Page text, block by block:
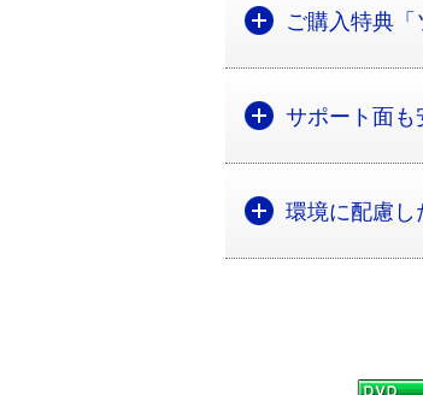
ご購入特典「
サポート面も
環境に配慮し